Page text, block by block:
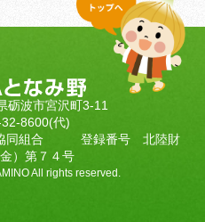
砺波市宮沢町3-11
8600(代)
協同組合 登録番号 北陸財
）第７４号
All rights reserved.